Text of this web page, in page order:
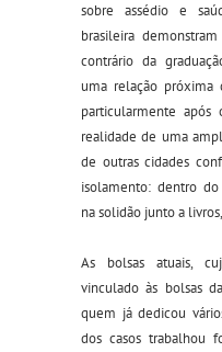
sobre assédio e
brasileira
contrário da
uma relação próxima
particularmente
realidade de uma
de outras cidades
isolamento: dentro
na solidão junto a
As bolsas atuais,
vinculado às bolsas
quem já dedicou
dos casos trabalhou